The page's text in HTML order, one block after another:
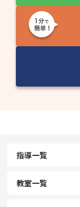
指導一覧
教室一覧